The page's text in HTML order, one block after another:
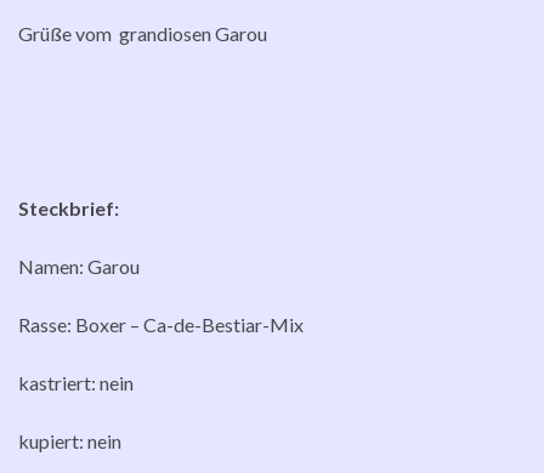
Grüße vom grandiosen Garou
Steckbrief:
Namen: Garou
Rasse: Boxer – Ca-de-Bestiar-Mix
kastriert: nein
kupiert: nein